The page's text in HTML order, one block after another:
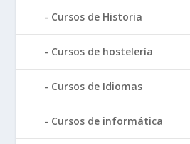
Cursos de Historia
Cursos de hostelería
Cursos de Idiomas
Cursos de informática